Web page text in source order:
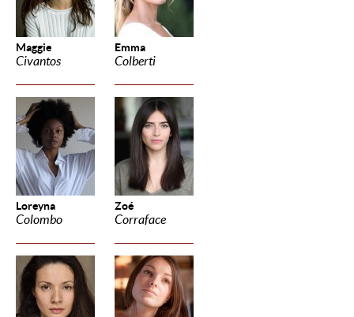
Maggie
Civantos
Emma
Colberti
Loreyna
Colombo
Zoé
Corraface